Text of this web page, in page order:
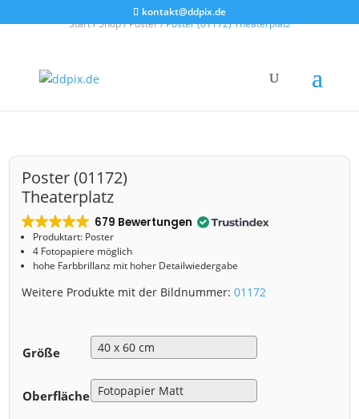
kontakt@ddpix.de
Start/Shop/Poster/ Poster (01172) Theaterplatz
Poster (01172)
Theaterplatz
679 Bewertungen
Produktart: Poster
4 Fotopapiere möglich
hohe Farbbrillanz mit hoher Detailwiedergabe
Weitere Produkte mit der Bildnummer:01172
Größe
Oberfläche